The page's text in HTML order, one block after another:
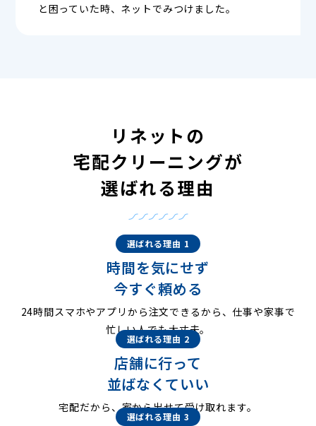
と困っていた時、ネットでみつけました。
リネットの
宅配クリーニングが
選ばれる理由
選ばれる理由 1
時間を気にせず
今すぐ頼める
24時間スマホやアプリから注文できるから、仕事や家事で
忙しい人でも大丈夫。
選ばれる理由 2
店舗に行って
並ばなくていい
宅配だから、家から出せて受け取れます。
選ばれる理由 3